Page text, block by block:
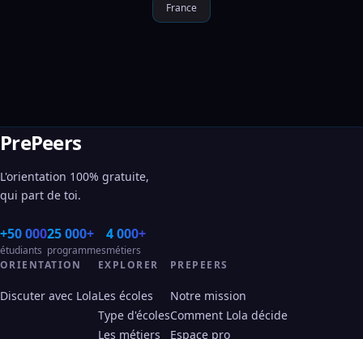
France
PrePeers
L'orientation 100% gratuite,
qui part de toi.
+50 000
étudiants
25 000+
programmes
4 000+
métiers
ORIENTATION
Discuter avec Lola
EXPLORER
Les écoles
Type d'écoles
Les métiers
PREPEERS
Notre mission
Comment Lola décide
Espace pro